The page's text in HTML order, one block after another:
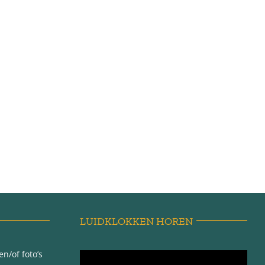
of foto’s
LUIDKLOKKEN HOREN